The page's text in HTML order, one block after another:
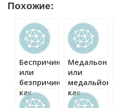
Похожие:
Беспричинный
или
безпричинный
как
правильно?
Медальон
или
медальйон
как
правильно?